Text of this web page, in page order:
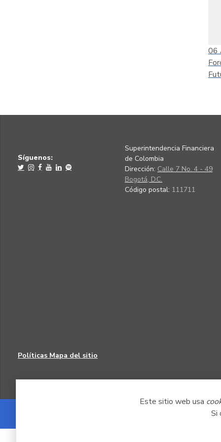
Este sitio web usa
Si
06
Síguenos:
Superintendencia Financiera
de Colombia
Dirección: Calle 7 No. 4 - 49
Bogotá, D.C.
Código postal: 111711
Políticas Mapa del sitio